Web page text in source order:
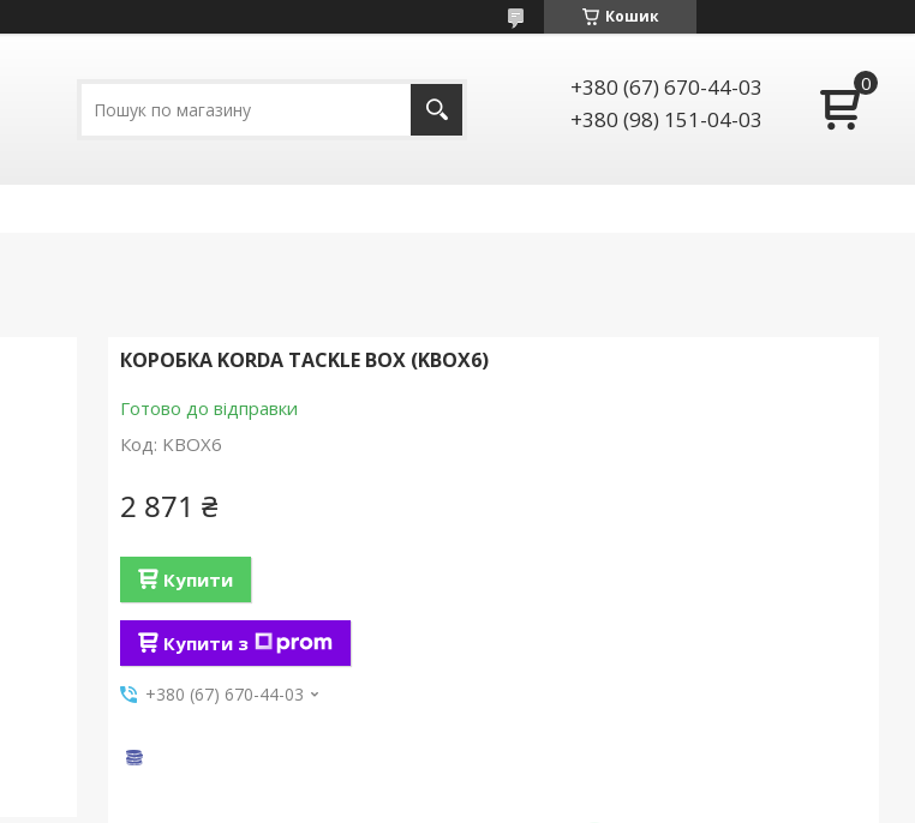
Кошик
+380 (67) 670-44-03
+380 (98) 151-04-03
КОРОБКА KORDA TACKLE BOX (KBOX6)
Готово до відправки
Код: KBOX6
2 871 ₴
Купити
Купити з
+380 (67) 670-44-03